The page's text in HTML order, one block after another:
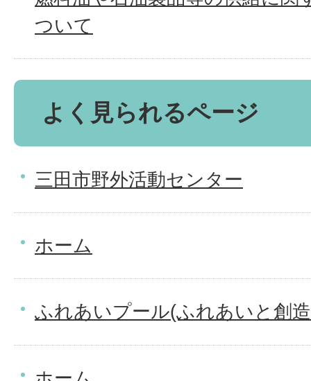
ついて
よく見られるページ
三田市野外活動センター
ホーム
ふれあいプール(ふれあいと創